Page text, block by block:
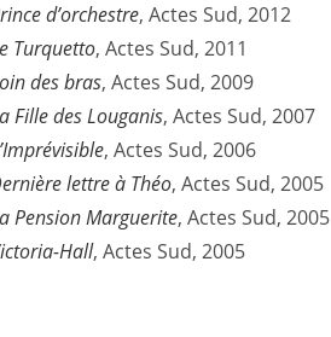
d’orchestre, Actes Sud, 2012
Turquetto, Actes Sud, 2011
des bras, Actes Sud, 2009
Fille des Louganis, Actes Sud, 2007
, Actes Sud, 2006
lettre à Théo, Actes Sud, 2005
Pension Marguerite, Actes Sud, 2005
Hall, Actes Sud, 2005